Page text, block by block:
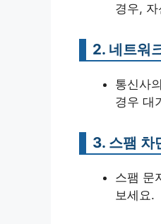
경우,
2. 네트워
통신사
경우 대
3. 스팸 차
스팸 문
보세요.